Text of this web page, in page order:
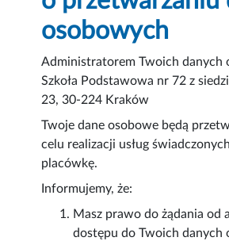
osobowych
Administratorem Twoich danych
Szkoła Podstawowa nr 72 z
23, 30-224 Kraków
Twoje dane osobowe będą
celu realizacji usług
placówkę.
Informujemy, że:
Masz prawo do żądania od
dostępu do Twoich danych